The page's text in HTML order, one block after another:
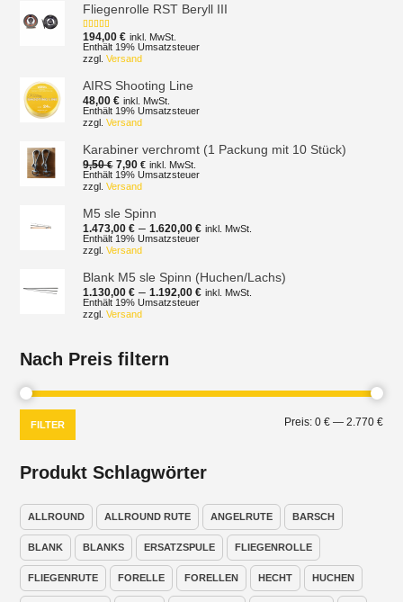
Fliegenrolle RST Beryll III
Bewertet mit
5.00von 5
194,00€ inkl. MwSt.
Enthält 19% Umsatzsteuer
zzgl.Versand
AIRS Shooting Line
48,00€ inkl. MwSt.
Enthält 19% Umsatzsteuer
zzgl.Versand
Karabiner verchromt (1 Packung mit 10 Stück)
9,50€ Ursprünglicher
Preis
war:
7,90€Aktueller
Preis
inkl. MwSt.
Enthält 19% Umsatzsteuer
zzgl.Versand
M5 sle Spinn
1.473,00€ –1.620,00€Preisspanne:
inkl. MwSt.
Enthält 19% Umsatzsteuer
zzgl.Versand
Blank M5 sle Spinn (Huchen/Lachs)
1.130,00€ –1.192,00€Preisspanne:
inkl. MwSt.
Enthält 19% Umsatzsteuer
zzgl.Versand
Nach Preis filtern
Min.
FILTER Preis: 0 €— 2.770 €
Produkt Schlagwörter
ALLROUND ALLROUND RUTE ANGELRUTE BARSCH
BLANK BLANKS ERSATZSPULE FLIEGENROLLE
FLIEGENRUTE FORELLE FORELLEN HECHT HUCHEN